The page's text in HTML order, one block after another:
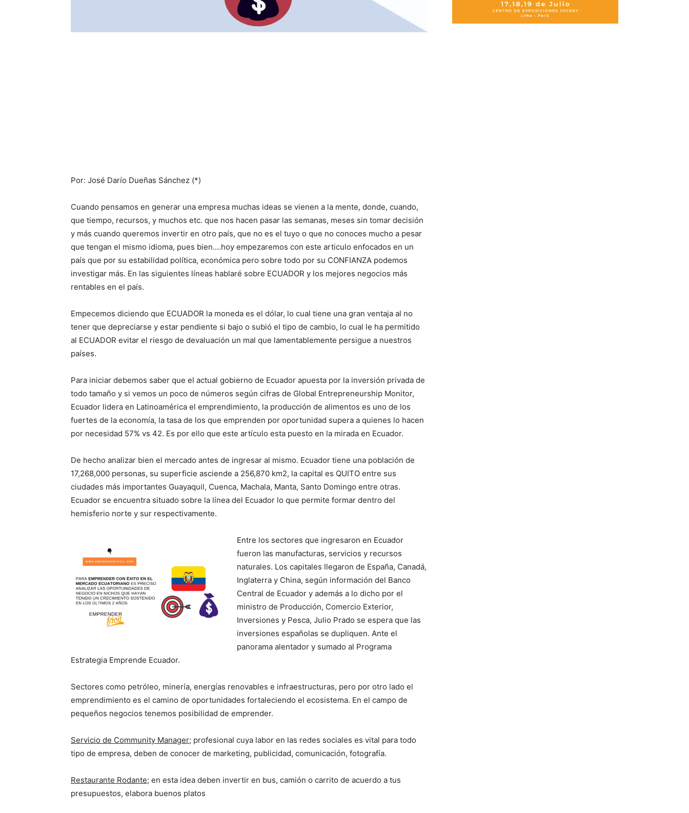
Por: José Darío Dueñas Sánchez (*)
Cuando pensamos en generar una empresa muchas ideas se vienen a la mente, donde, cuando,
que tiempo, recursos, y muchos etc. que nos hacen pasar las semanas, meses sin tomar decisión
y más cuando queremos invertir en otro país, que no es el tuyo o que no conoces mucho a pesar
que tengan el mismo idioma, pues bien….hoy empezaremos con este articulo enfocados en un
país que por su estabilidad política, económica pero sobre todo por su CONFIANZA podemos
investigar más. En las siguientes líneas hablaré sobre ECUADOR y los mejores negocios más
rentables en el país.
Empecemos diciendo que ECUADOR la moneda es el dólar, lo cual tiene una gran ventaja al no
tener que depreciarse y estar pendiente si bajo o subió el tipo de cambio, lo cual le ha permitido
al ECUADOR evitar el riesgo de devaluación un mal que lamentablemente persigue a nuestros
países.
Para iniciar debemos saber que el actual gobierno de Ecuador apuesta por la inversión privada de
todo tamaño y si vemos un poco de números según cifras de Global Entrepreneurship Monitor,
Ecuador lidera en Latinoamérica el emprendimiento, la producción de alimentos es uno de los
fuertes de la economía, la tasa de los que emprenden por oportunidad supera a quienes lo hacen
por necesidad 57% vs 42. Es por ello que este artículo esta puesto en la mirada en Ecuador.
De hecho analizar bien el mercado antes de ingresar al mismo. Ecuador tiene una población de
17,268,000 personas, su superficie asciende a 256,870 km2, la capital es QUITO entre sus
ciudades más importantes Guayaquil, Cuenca, Machala, Manta, Santo Domingo entre otras.
Ecuador se encuentra situado sobre la línea del Ecuador lo que permite formar dentro del
hemisferio norte y sur respectivamente.
Entre los sectores que ingresaron en Ecuador
fueron las manufacturas, servicios y recursos
naturales. Los capitales llegaron de España, Canadá,
Inglaterra y China, según información del Banco
Central de Ecuador y además a lo dicho por el
ministro de Producción, Comercio Exterior,
Inversiones y Pesca, Julio Prado se espera que las
inversiones españolas se dupliquen. Ante el
panorama alentador y sumado al Programa
Estrategia Emprende Ecuador.
Sectores como petróleo, minería, energías renovables e infraestructuras, pero por otro lado el
emprendimiento es el camino de oportunidades fortaleciendo el ecosistema. En el campo de
pequeños negocios tenemos posibilidad de emprender.
Servicio de Community Manager; profesional cuya labor en las redes sociales es vital para todo
tipo de empresa, deben de conocer de marketing, publicidad, comunicación, fotografía.
Restaurante Rodante; en esta idea deben invertir en bus, camión o carrito de acuerdo a tus
presupuestos, elabora buenos platos